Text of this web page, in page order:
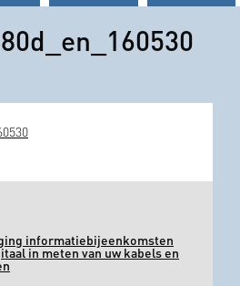
informatiebijeenkomsten
in meten van uw kabels en